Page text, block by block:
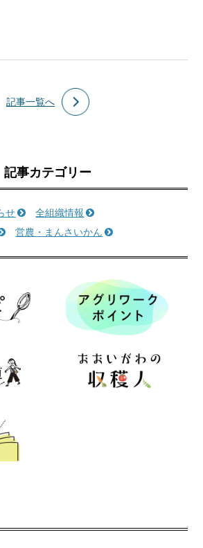
記事一覧へ
記事カテゴリー
せ
全組織情報
営農・まんさいかん